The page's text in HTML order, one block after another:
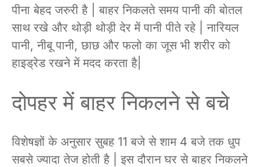
पीना बेहद जरुरी है | बाहर निकलते समय पानी की बोतल
साथ रखे और थोड़ी थोड़ी देर में पानी पीते रहे | नारियल
पानी, नीबू पानी, छाछ और फलो का जूस भी शरीर को
हाइड्रेड रखने में मदद करता है|
दोपहर में बाहर निकलने से बचे
विशेषज्ञों के अनुसार सुबह 11 बजे से शाम 4 बजे तक धुप
सबसे ज्यादा तेज होती है | इस दौरान घर से बाहर निकलने